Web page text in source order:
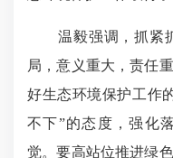
温毅强调，抓紧抓
局，意义重大，责任
好生态环境保护工作
不下”的态度，强化
觉。要高站位推进绿